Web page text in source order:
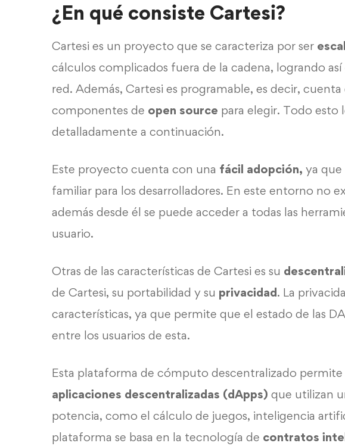
¿En qué consiste Cartesi?
Cartesi es un proyecto que se caracteriza por ser
cálculos complicados fuera de la cadena, logrando
red. Además, Cartesi es programable, es decir,
componentes de open source para elegir. Todo esto
detalladamente a continuación.
Este proyecto cuenta con una fácil adopción, ya
familiar para los desarrolladores. En este entorno no
además desde él se puede acceder a todas las
usuario.
Otras de las características de Cartesi es su
de Cartesi, su portabilidad y su privacidad. La
características, ya que permite que el estado de las
entre los usuarios de esta.
Esta plataforma de cómputo descentralizado permite
aplicaciones descentralizadas (dApps) que utilizan
potencia, como el cálculo de juegos, inteligencia
plataforma se basa en la tecnología de contratos